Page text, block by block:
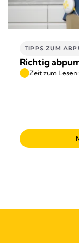
TIPPS ZUM
Richtig
Zeit zum